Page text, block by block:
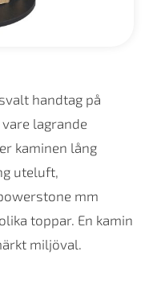
handtag på
lagrande
kaminen lång
uteluft,
mm
toppar. En kamin
miljöval.